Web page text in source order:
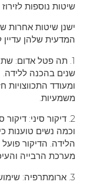
שיטות נוספות
ישנן שיטות אחרות
המדעית שלהן
1. תה פטל אדום:
שנים בהכנה
ומעודד התכווצויות
משמעיות.
2. דיקור סיני:
וכמה נשים טוענות
הלידה. הדיקור
מערכת הרבייה
3. ארומתרפיה: